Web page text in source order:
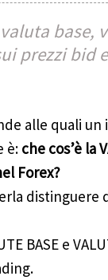
base,
prezzi bid
alle quali
è: che cos’è la
Forex?
distinguere
BASE e